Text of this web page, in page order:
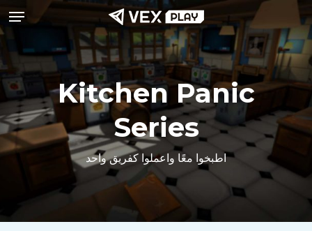
قائمة طعام
Kitchen Panic
Series
اطبخوا معًا واعملوا كفريق واحد